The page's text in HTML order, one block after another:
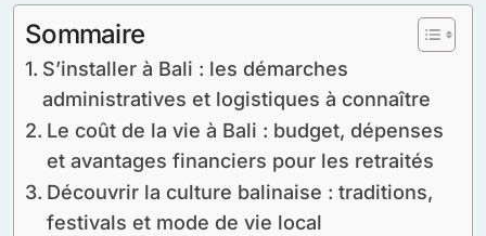
Sommaire
S’installer à Bali : les démarches
administratives et logistiques à connaître
Le coût de la vie à Bali : budget, dépenses
et avantages financiers pour les retraités
Découvrir la culture balinaise : traditions,
festivals et mode de vie local